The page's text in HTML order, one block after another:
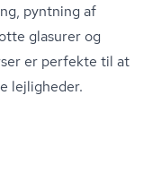
pyntning af
glasurer og
er perfekte til at
lejligheder.